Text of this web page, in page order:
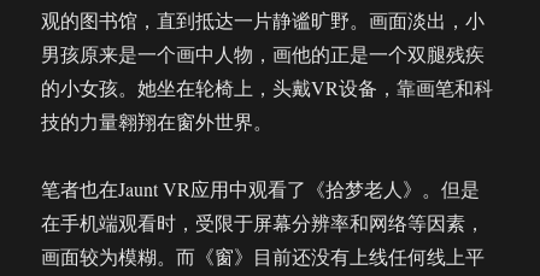
观的图书馆，直到抵达一片静谧旷野。画面淡出，小
男孩原来是一个画中人物，画他的正是一个双腿残疾
的小女孩。她坐在轮椅上，头戴VR设备，靠画笔和科
技的力量翱翔在窗外世界。
笔者也在Jaunt VR应用中观看了《拾梦老人》。但是
在手机端观看时，受限于屏幕分辨率和网络等因素，
画面较为模糊。而《窗》目前还没有上线任何线上平